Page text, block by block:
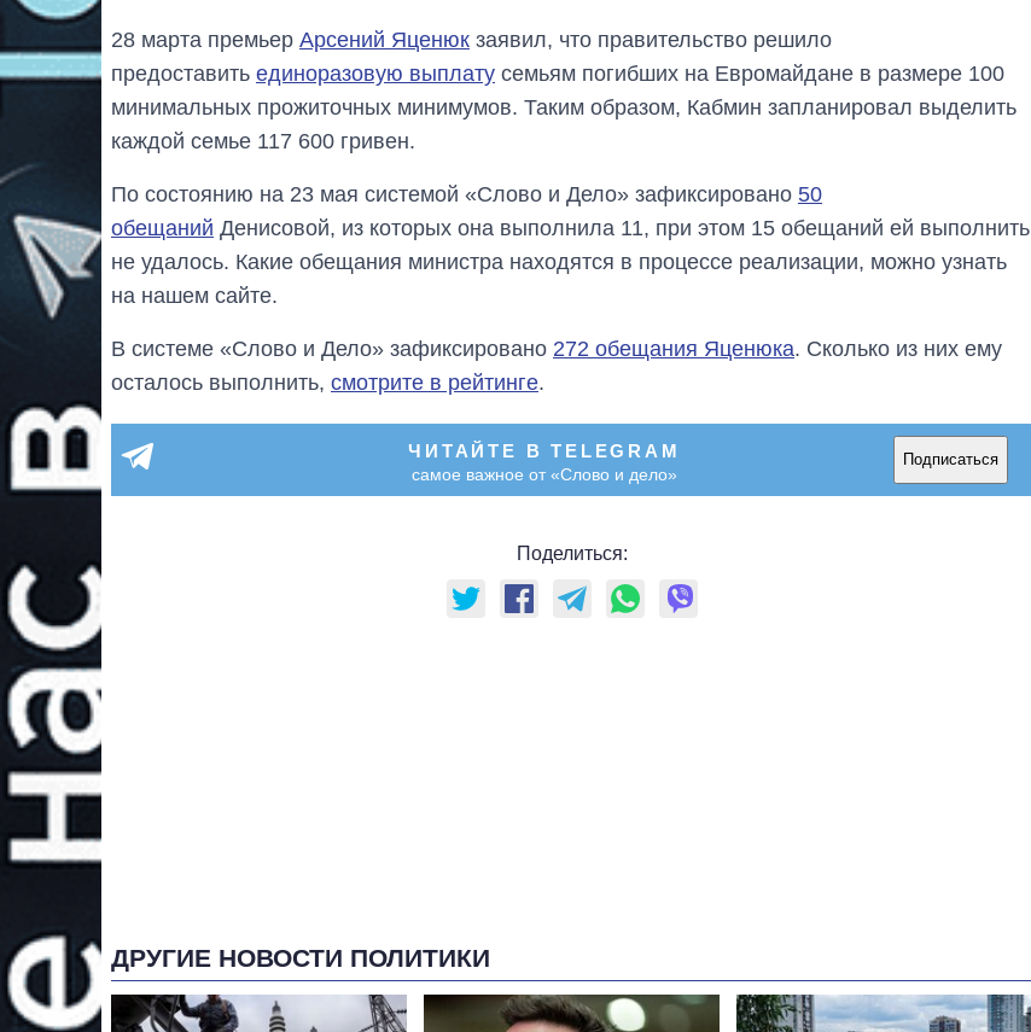
28 марта премьер Арсений Яценюк заявил, что правительство решило
предоставить единоразовую выплату семьям погибших на Евромайдане в размере 100
минимальных прожиточных минимумов. Таким образом, Кабмин запланировал выделить
каждой семье 117 600 гривен.
По состоянию на 23 мая системой «Слово и Дело» зафиксировано 50
обещаний Денисовой, из которых она выполнила 11, при этом 15 обещаний ей выполнить
не удалось. Какие обещания министра находятся в процессе реализации, можно узнать
на нашем сайте.
В системе «Слово и Дело» зафиксировано 272 обещания Яценюка. Сколько из них ему
осталось выполнить, смотрите в рейтинге.
ЧИТАЙТЕ В TELEGRAM
самое важное от «Слово и дело»
Подписаться
Поделиться:
ДРУГИЕ НОВОСТИ ПОЛИТИКИ
картофеля
войны